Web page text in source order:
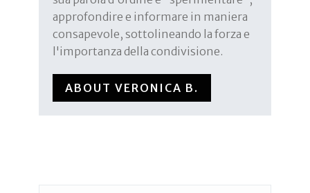
approfondire e informare in maniera
consapevole, sottolineando la forza e
l'importanza della condivisione.
ABOUT VERONICA B.